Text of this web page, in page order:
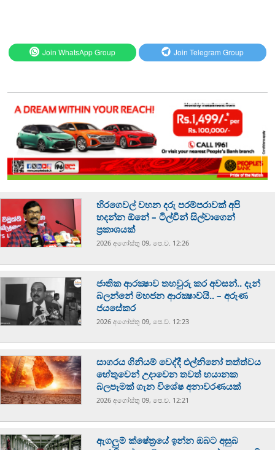
Join WhatsApp Group Join Telegram Group
හිරගෙවල් වහන දරු පරම්පරාවක් අපි
හදන්න ඕනේ – ටිල්වින් සිල්වාගෙන්
ප්‍රකාශයක්
2026 අගෝස්‍තු 09, පෙ.ව. 12:26
ජාතික ආරක්‍ෂාව තහවුරු කර අවසන්.. දැන්
බලන්නේ මහජන ආරක්‍ෂාවයි.. – අරුණ
ජයසේකර
2026 අගෝස්‍තු 09, පෙ.ව. 12:23
සාගරය ගිනියම් වෙද්දී එල්නිනෝ තත්ත්වය
හේතුවෙන් උදාවෙන තවත් භයානක
බලපෑමක් ගැන විශේෂ අනාවරණයක්
2026 අගෝස්‍තු 09, පෙ.ව. 12:21
ඇගලුම් ක්ෂේත්‍රයේ ඉන්න ඔබට අසුබ